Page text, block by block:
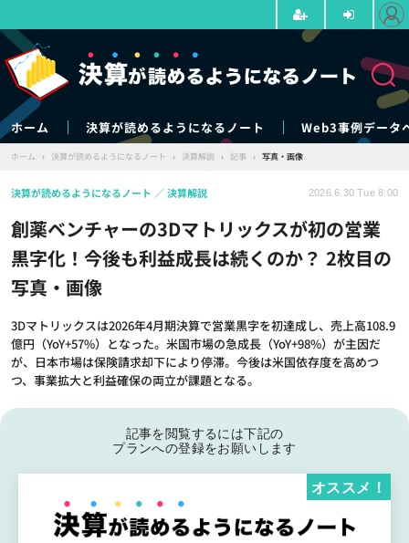
ホーム 決算が読めるようになるノート Web3事例データ
ホーム › 決算が読めるようになるノート › 決算解説 › 記事 › 写真・画像
創薬ベンチャーの3Dマトリックスが初の営業
黒字化！今後も利益成長は続くのか？ 2枚目の
写真・画像
3Dマトリックスは2026年4月期決算で営業黒字を初達成し、売上高108.9
億円（YoY+57%）となった。米国市場の急成長（YoY+98%）が主因だ
が、日本市場は保険請求却下により停滞。今後は米国依存度を高めつ
つ、事業拡大と利益確保の両立が課題となる。
決算が読めるようになるノート 決算解説 2026.6.30 Tue 8:00
記事を閲覧するには下記の
プランへの登録をお願いします
オススメ！